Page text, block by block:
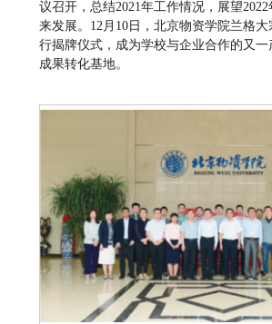
议召开，总结2021年工作情况，展望
来发展。12月10日，北京物资学院兰格
行揭牌仪式，成为学校与企业合作的又一
成果转化基地。